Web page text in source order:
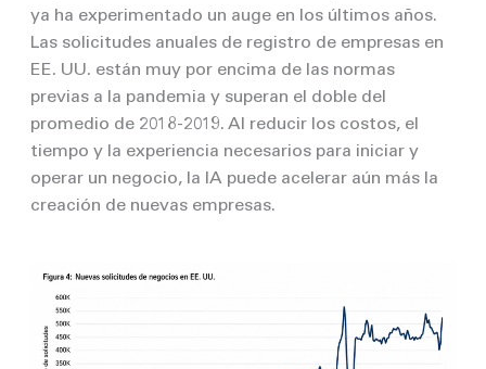
ya ha experimentado un auge en los últimos años.
Las solicitudes anuales de registro de empresas en
EE. UU. están muy por encima de las normas
previas a la pandemia y superan el doble del
promedio de 2018-2019. Al reducir los costos, el
tiempo y la experiencia necesarios para iniciar y
operar un negocio, la IA puede acelerar aún más la
creación de nuevas empresas.